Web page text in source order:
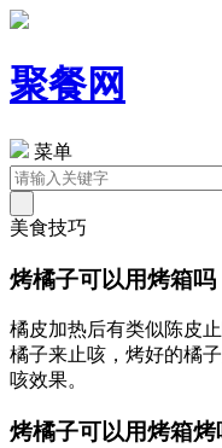
聚餐网
菜单
美食技巧
烤橘子可以用烤箱吗
橘皮加热后有类似陈皮
橘子来止咳，烤好的橘
咳效果。
烤橘子可以用烤箱烤